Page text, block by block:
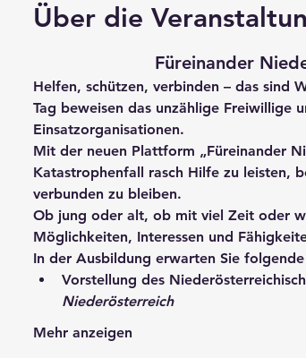
Über die
Füreinander
Helfen, schützen, verbinden – das sind
Tag beweisen das unzählige Freiwillige
Einsatzorganisationen.
Mit der neuen Plattform „Füreinander
Katastrophenfall rasch Hilfe zu leisten,
verbunden zu bleiben.
Ob jung oder alt, ob mit viel Zeit oder
Möglichkeiten, Interessen und
In der Ausbildung erwarten Sie
Vorstellung des
Niederösterreich
Mehr anzeigen